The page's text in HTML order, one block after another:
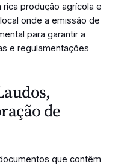
produção agrícola e
onde a emissão de
para garantir a
e regulamentações
de
que contêm